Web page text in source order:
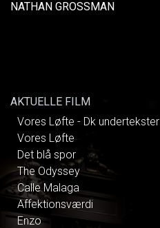
NATHAN GROSSMAN
AKTUELLE FILM
Vores Løfte - Dk undertekster
Vores Løfte
Det blå spor
The Odyssey
Calle Malaga
Affektionsværdi
Enzo